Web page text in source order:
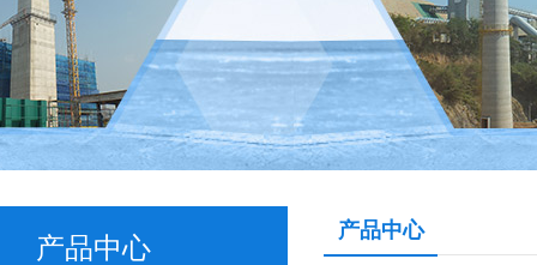
产品中心
产品中心